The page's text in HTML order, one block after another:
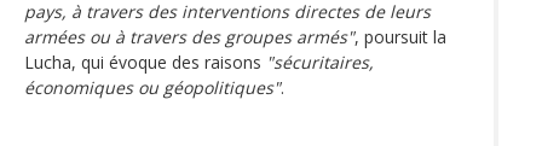
pays, à travers des interventions directes de leurs
armées ou à travers des groupes armés", poursuit la
Lucha, qui évoque des raisons "sécuritaires,
économiques ou géopolitiques".